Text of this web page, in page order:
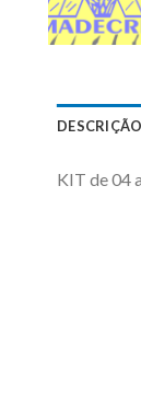
DESCRIÇÃO
KIT de 04